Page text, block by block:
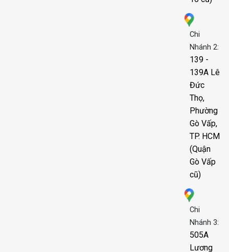
Chi
Nhánh 2:
139 -
139A Lê
Đức
Thọ,
Phường
Gò Vấp,
TP. HCM
(Quận
Gò Vấp
cũ)
Chi
Nhánh 3:
505A
Lương